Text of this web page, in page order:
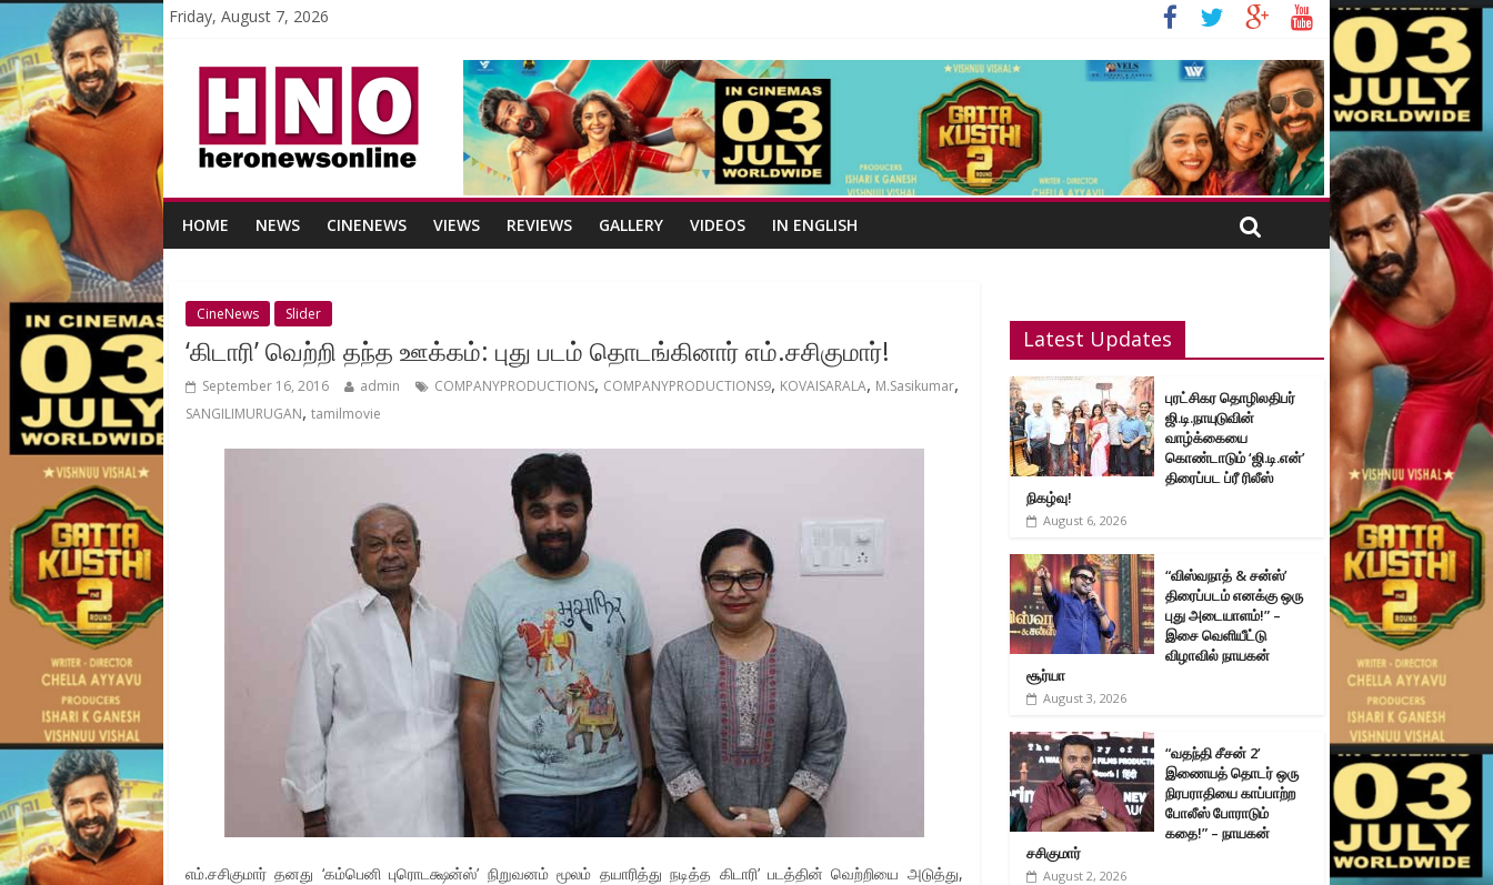
Friday, August 7, 2026
HOME NEWS CINENEWS VIEWS REVIEWS GALLERY VIDEOS IN ENGLISH
CineNews Slider
‘கிடாரி’ வெற்றி தந்த ஊக்கம்: புது படம் தொடங்கினார் எம்.சசிகுமார்!
September 16, 2016 admin COMPANYPRODUCTIONS, COMPANYPRODUCTIONS9, KOVAISARALA, M.Sasikumar,
SANGILIMURUGAN, tamilmovie
எம்.சசிகுமார் தனது ‘கம்பெனி புரொடக்ஷன்ஸ்’ நிறுவனம் மூலம் தயாரித்து நடித்த கிடாரி’ படத்தின் வெற்றியை அடுத்து,
Latest Updates
புரட்சிகர தொழிலதிபர்
ஜி.டி.நாயுடுவின்
வாழ்க்கையை
கொண்டாடும் ‘ஜி.டி.என்’
திரைப்பட ப்ரீ ரிலீஸ்
நிகழ்வு!
August 6, 2026
“விஸ்வநாத் & சன்ஸ்’
திரைப்படம் எனக்கு ஒரு
புது அடையாளம்!” –
இசை வெளியீட்டு
விழாவில் நாயகன்
சூர்யா
August 3, 2026
“வதந்தி சீசன் 2’
இணையத் தொடர் ஒரு
நிரபராதியை காப்பாற்ற
போலீஸ் போராடும்
கதை!” – நாயகன்
சசிகுமார்
August 2, 2026